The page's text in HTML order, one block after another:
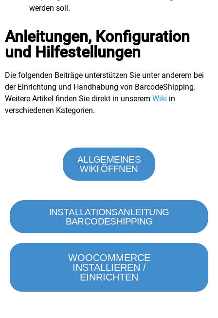
werden soll.
Anleitungen, Konfiguration
und Hilfestellungen
Die folgenden Beiträge unterstützen Sie unter anderem bei
der Einrichtung und Handhabung von BarcodeShipping.
Weitere Artikel finden Sie direkt in unserem Wiki in
verschiedenen Kategorien.
ALLGEMEINES
WIKI ÖFFNEN
INSTALLATIONSANLEITUNG
BARCODESHIPPING
WOOCOMMERCE
INSTALLIEREN /
EINRICHTEN